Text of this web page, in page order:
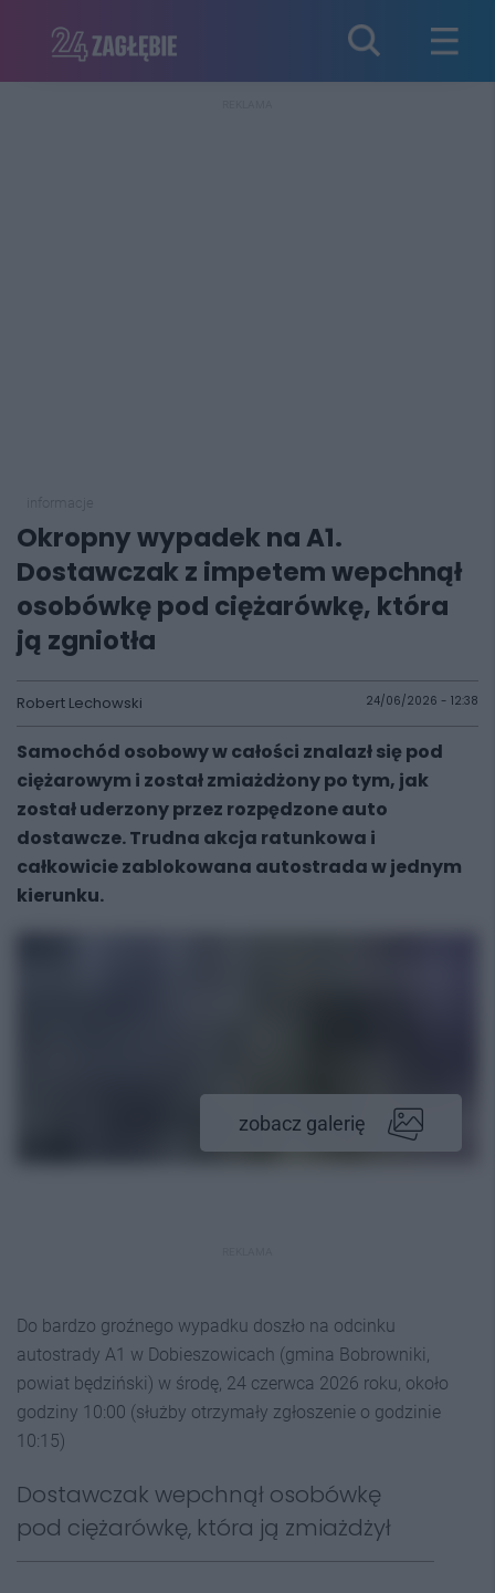
Okropny wypadek na A1.
Dostawczak z impetem wepchnął
osobówkę pod ciężarówkę, która
ją zgniotła
Robert Lechowski 24/06/2026 - 12:38
Samochód osobowy w całości znalazł się pod
ciężarowym i został zmiażdżony po tym, jak
został uderzony przez rozpędzone auto
dostawcze. Trudna akcja ratunkowa i
całkowicie zablokowana autostrada w jednym
kierunku.
zobacz galerię
Do bardzo groźnego wypadku doszło na odcinku
autostrady A1 w Dobieszowicach (gmina Bobrowniki,
powiat będziński) w środę, 24 czerwca 2026 roku, około
godziny 10:00 (służby otrzymały zgłoszenie o godzinie
10:15)
Dostawczak wepchnął osobówkę
pod ciężarówkę, która ją zmiażdżył